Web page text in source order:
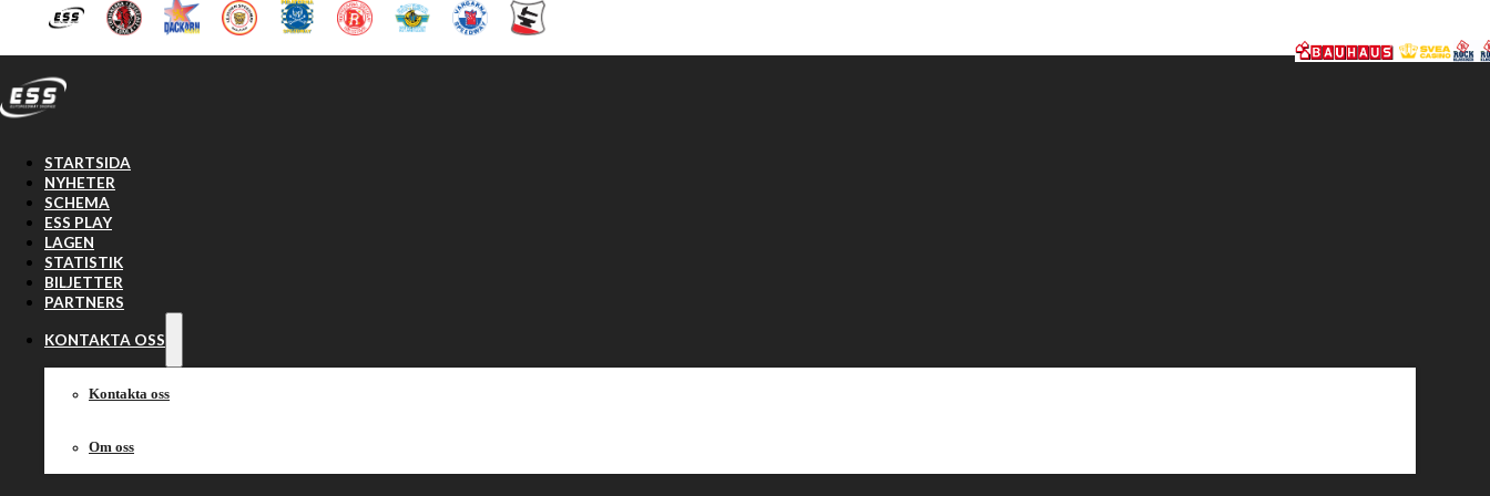
Hoppa till huvudinnehåll Hoppa till sidfot
STARTSIDA
NYHETER
SCHEMA
ESS PLAY
LAGEN
STATISTIK
BILJETTER
PARTNERS
KONTAKTA OSS
Kontakta oss
Om oss